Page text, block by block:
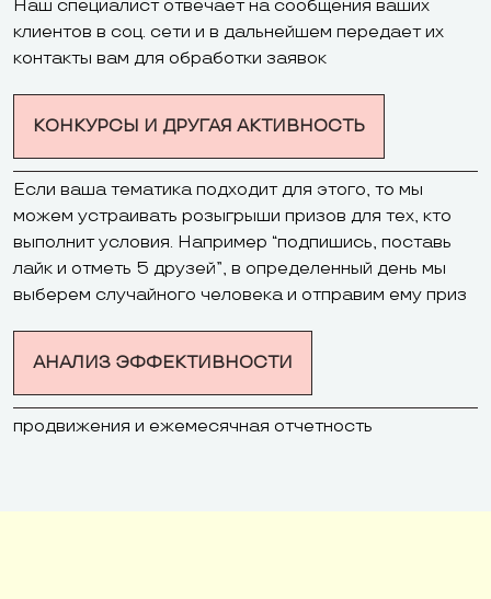
Наш специалист отвечает на сообщения ваших
клиентов в соц. сети и в дальнейшем передает их
контакты вам для обработки заявок
КОНКУРСЫ И ДРУГАЯ АКТИВНОСТЬ
Если ваша тематика подходит для этого, то мы
можем устраивать розыгрыши призов для тех, кто
выполнит условия. Например “подпишись, поставь
лайк и отметь 5 друзей”, в определенный день мы
выберем случайного человека и отправим ему приз
АНАЛИЗ ЭФФЕКТИВНОСТИ
продвижения и ежемесячная отчетность